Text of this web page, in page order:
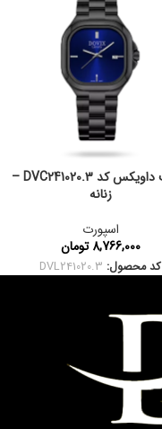
ساعت داویکس کد DVC241020.3 –
زنانه
اسپورت
8,766,000 تومان
کد محصول: DVL241020.3